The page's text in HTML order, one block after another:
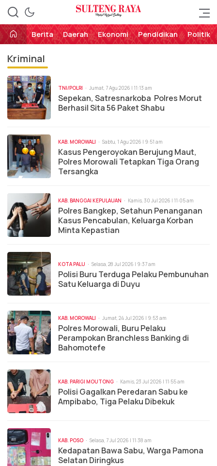
Sulteng Raya
Perekat Rakyat Sulteng
Berita
Daerah Ekonomi Pendidikan Politik
Kriminal
TNI/POLRI Jumat, 7 Agu 2026 | 11:13 am
Sepekan, Satresnarkoba Polres Morut
Berhasil Sita 56 Paket Shabu
KAB. MOROWALI Sabtu, 1 Agu 2026 | 9:51 am
Kasus Pengeroyokan Berujung Maut,
Polres Morowali Tetapkan Tiga Orang
Tersangka
KAB. BANGGAI KEPULAUAN Kamis, 30 Jul 2026 | 11:05 am
Polres Bangkep, Setahun Penanganan
Kasus Pencabulan, Keluarga Korban
Minta Kepastian
KOTA PALU Selasa, 28 Jul 2026 | 9:37 am
Polisi Buru Terduga Pelaku Pembunuhan
Satu Keluarga di Duyu
KAB. MOROWALI Jumat, 24 Jul 2026 | 9:53 am
Polres Morowali, Buru Pelaku
Perampokan Branchless Banking di
Bahomotefe
KAB. PARIGI MOUTONG Kamis, 23 Jul 2026 | 11:55 am
Polisi Gagalkan Peredaran Sabu ke
Ampibabo, Tiga Pelaku Dibekuk
KAB. POSO Selasa, 7 Jul 2026 | 11:38 am
Kedapatan Bawa Sabu, Warga Pamona
Selatan Diringkus